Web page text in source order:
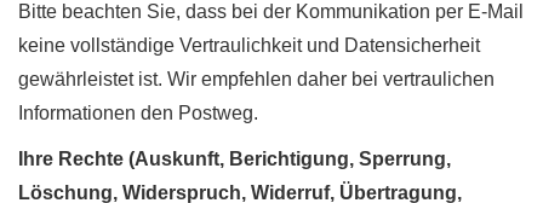
Bitte beachten Sie, dass bei der Kommunikation per E-Mail
keine vollständige Vertraulichkeit und Datensicherheit
gewährleistet ist. Wir empfehlen daher bei vertraulichen
Informationen den Postweg.
Ihre Rechte (Auskunft, Berichtigung, Sperrung,
Löschung, Widerspruch, Widerruf, Übertragung,